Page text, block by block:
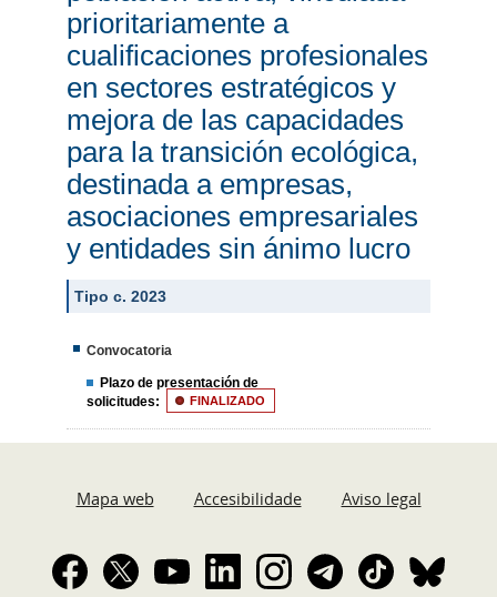
prioritariamente a
cualificaciones profesionales
en sectores estratégicos y
mejora de las capacidades
para la transición ecológica,
destinada a empresas,
asociaciones empresariales
y entidades sin ánimo lucro
Tipo c. 2023
Convocatoria
Plazo de presentación de
solicitudes:
FINALIZADO
Mapa web Accesibilidade Aviso legal